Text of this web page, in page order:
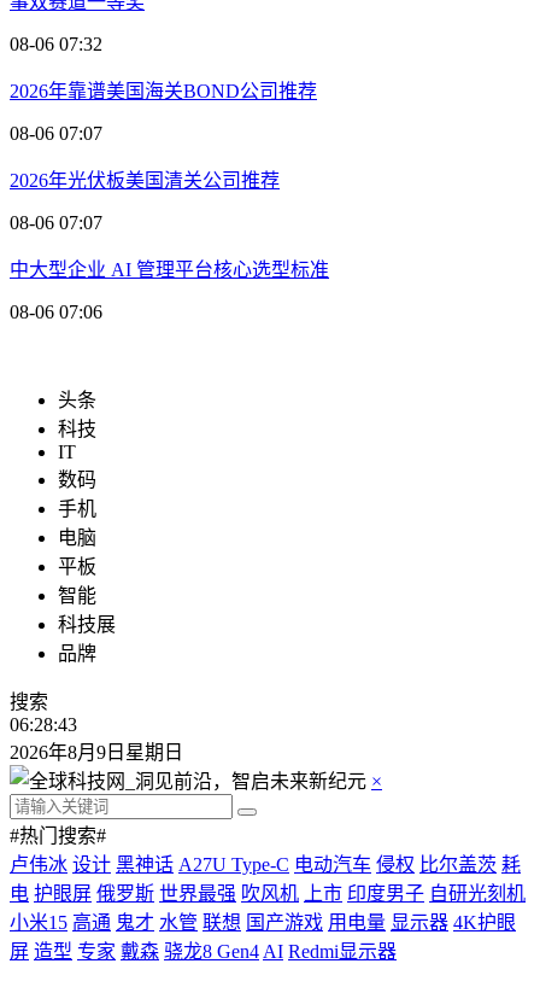
08-06 07:32
2026年靠谱美国海关BOND公司推荐
08-06 07:07
2026年光伏板美国清关公司推荐
08-06 07:07
中大型企业 AI 管理平台核心选型标准
08-06 07:06
头条
科技
IT
数码
手机
电脑
平板
智能
科技展
品牌
搜索
06:28:43
2026年8月9日星期日
×
#热门搜索#
卢伟冰 设计 黑神话 A27U Type-C 电动汽车 侵权 比尔盖茨 耗
电 护眼屏 俄罗斯 世界最强 吹风机 上市 印度男子 自研光刻机
小米15 高通 鬼才 水管 联想 国产游戏 用电量 显示器 4K护眼
屏 造型 专家 戴森 骁龙8 Gen4AI Redmi显示器